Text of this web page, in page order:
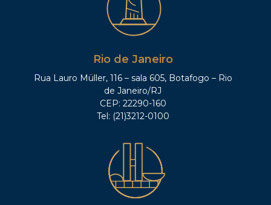
Rio de Janeiro
Rua Lauro Müller, 116 – sala 605, Botafogo – Rio
de Janeiro/RJ
CEP: 22290-160
Tel: (21)3212-0100